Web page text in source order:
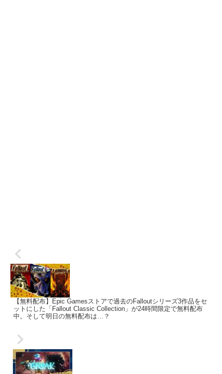
【無料配布】Epic Gamesストアで過去のFalloutシリーズ3作品をセ
ットにした「Fallout Classic Collection」が24時間限定で無料配布
中。そして明日の無料配布は…？